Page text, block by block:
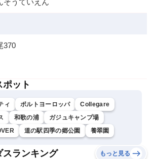
そうていえん
370
ット
ィ ポルトヨーロッパ
Collegare
和歌の浦
ガジュキャンプ場
道の駅四季の郷公園 養翠園
スランキング もっと見る